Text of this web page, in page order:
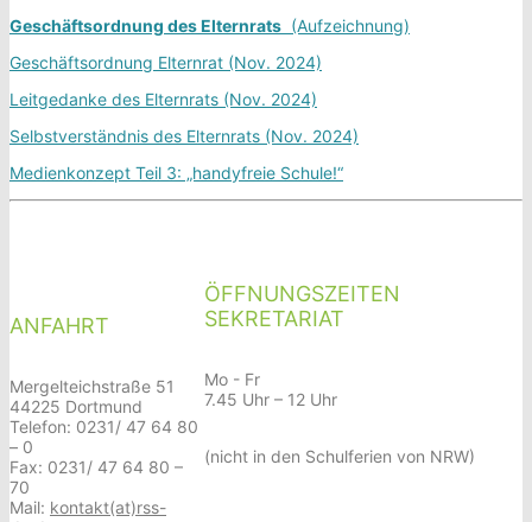
Geschäftsordnung des Elternrats (Aufzeichnung)
Geschäftsordnung Elternrat (Nov. 2024)
Leitgedanke des Elternrats (Nov. 2024)
Selbstverständnis des Elternrats (Nov. 2024)
Medienkonzept Teil 3: „handyfreie Schule!“
ANFAHRT
Mergelteichstraße 51
44225 Dortmund
Telefon: 0231/ 47 64 80
– 0
Fax: 0231/ 47 64 80 –
70
Mail: kontakt(at)rss-
ÖFFNUNGSZEITEN
SEKRETARIAT
Mo - Fr
7.45 Uhr – 12 Uhr
(nicht in den Schulferien von NRW)